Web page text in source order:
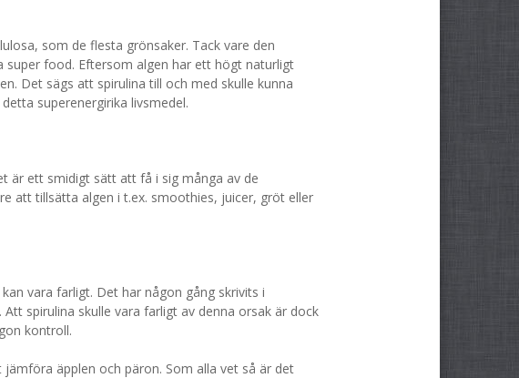
som de flesta grönsaker. Tack vare den
food. Eftersom algen har ett högt naturligt
Det sägs att spirulina till och med skulle kunna
superenergirika livsmedel.
är ett smidigt sätt att få i sig många av de
att tillsätta algen i t.ex. smoothies, juicer, gröt eller
vara farligt. Det har någon gång skrivits i
spirulina skulle vara farligt av denna orsak är dock
kontroll.
äpplen och päron. Som alla vet så är det